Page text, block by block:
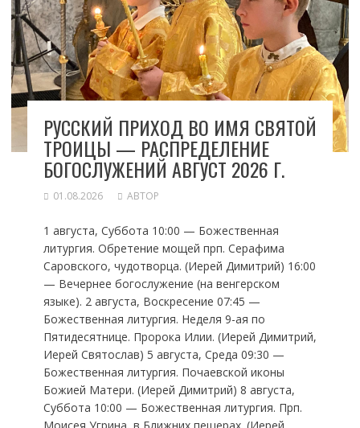
РУССКИЙ ПРИХОД ВО ИМЯ СВЯТОЙ
ТРОИЦЫ — РАСПРЕДЕЛЕНИЕ
БОГОСЛУЖЕНИЙ АВГУСТ 2026 Г.
01.08.2026 АВТОР
1 августа, Суббота 10:00 — Божественная
литургия. Обретение мощей прп. Серафима
Саровского, чудотворца. (Иерей Димитрий) 16:00
— Вечернее богослужение (на венгерском
языке). 2 августа, Воскресение 07:45 —
Божественная литургия. Неделя 9-ая по
Пятидесятнице. Пророка Илии. (Иерей Димитрий,
Иерей Святослав) 5 августа, Среда 09:30 —
Божественная литургия. Почаевской иконы
Божией Матери. (Иерей Димитрий) 8 августа,
Суббота 10:00 — Божественная литургия. Прп.
Моисея Угрина, в Ближних пещерах. (Иерей